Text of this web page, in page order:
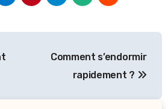
Comment s’endormir
rapidement ?